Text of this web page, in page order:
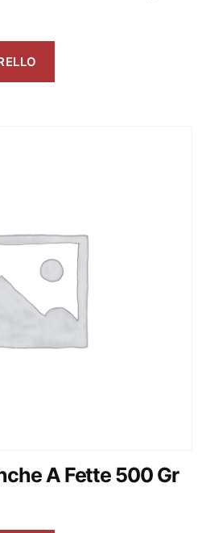
A Fette 500 Gr